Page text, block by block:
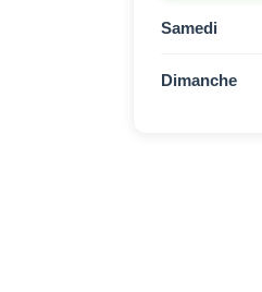
Samedi
Dimanche